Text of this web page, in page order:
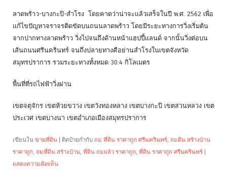
ลาดพร้าว-บางกะปิ-สำโรง โดยคาดว่าน่าจะแล้วเสร็จในปี พ.ศ. 2562 เพื่อ
แก้ไขปัญหาจราจรติดขัดบนถนนลาดพร้าว โดยมีระยะทางการวิ่งเริ่มต้น
จากปากทางลาดพร้าว วิ่งไปจนถึงด้านหน้าแฮปปี้แลนด์ จากนั้นวิ่งต่อบน
เส้นถนนศรีนครินทร์ จนถึงปลายทางคือย่านสำโรงในเขตจังหวัด
สมุทรปราการ รวมระยะทางทั้งหมด 30.4 กิโลเมตร
พื้นที่ที่รถไฟฟ้าวิ่งผ่าน
เขตจตุจักร เขตห้วยขวาง เขตวังทองหลาง เขตบางกะปิ เขตสวนหลวง เขต
ประเวศ เขตบางนา เขตอำเภอเมืองสมุทรปราการ
เขียนใน ขายที่ดิน ติดป้ายกำกับ ถม ที่ดิน ราคาถูก ศรีนครินทร์, ถมดิน สร้างบ้าน
ราคาถูก, ถมที่ดิน สร้างบ้าน, ที่ดิน ถมแล้ว ราคาถูก, ที่ดิน ราคาถูก ศรีนครินทร์
แสดงความคิดเห็น